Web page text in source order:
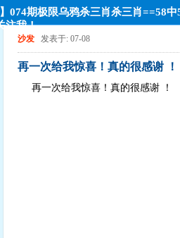
074期极限乌鸦杀三肖杀三肖==58
注我！
沙发 发表于: 07-08
再一次给我惊喜！真的很感谢 ！
再一次给我惊喜！真的很感谢 ！